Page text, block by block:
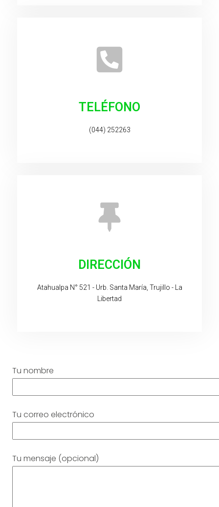
TELÉFONO
(044) 252263
DIRECCIÓN
Atahualpa N° 521 - Urb. Santa María, Trujillo - La
Libertad
Tu nombre
Tu correo electrónico
Tu mensaje (opcional)